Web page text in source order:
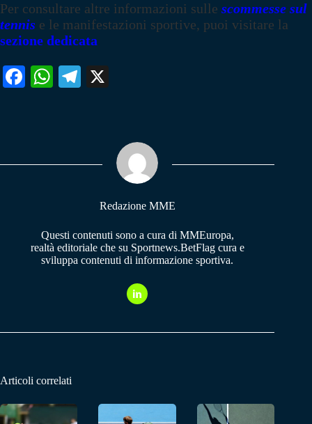
Per consultare altre informazioni sulle scommesse sul
tennis e le manifestazioni sportive, puoi visitare la
sezione dedicata
Fa W
pp
Te
m
Redazione MME
Questi contenuti sono a cura di MMEuropa,
realtà editoriale che su Sportnews.BetFlag cura e
sviluppa contenuti di informazione sportiva.
Articoli correlati